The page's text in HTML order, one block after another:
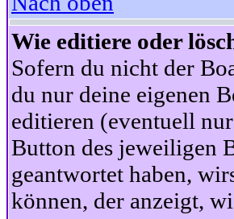
Wie editiere oder
Sofern du nicht der
du nur deine eigenen
editieren (eventuell
Button des jeweiligen
geantwortet haben,
können, der anzeigt,